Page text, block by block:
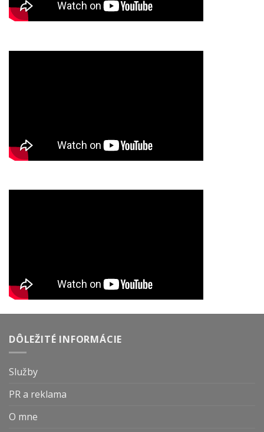
DÔLEŽITÉ INFORMÁCIE
Služby
PR a reklama
O mne